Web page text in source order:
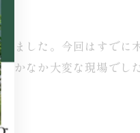
ました。今回はすでに
かなか大変な現場でし